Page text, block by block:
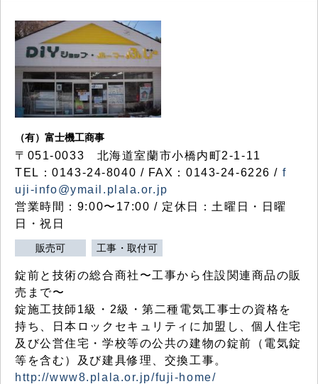
（有）富士機工商事
〒051-0033 北海道室蘭市小橋内町2-1-11
TEL：0143-24-8040 / FAX：0143-24-6226 / f
uji-info@ymail.plala.or.jp
営業時間：9:00〜17:00 / 定休日：土曜日・日曜
日・祝日
販売可 工事・取付可
錠前と技術の総合商社〜工事から住設関連商品の販
売まで〜
錠施工技師1級・2級・第二種電気工事士の資格を
持ち、日本ロックセキュリティに加盟し、個人住宅
及び公営住宅・学校等の公共の建物の錠前（電気錠
等を含む）及び建具修理、交換工事。
http://www8.plala.or.jp/fuji-home/